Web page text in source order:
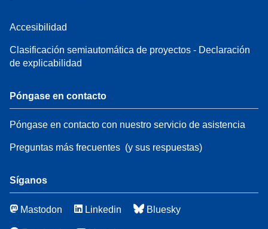
Accesibilidad
Clasificación semiautomática de proyectos - Declaración
de explicabilidad
Póngase en contacto
Póngase en contacto con nuestro servicio de asistencia
Preguntas más frecuentes (y sus respuestas)
Síganos
Mastodon Linkedin Bluesky